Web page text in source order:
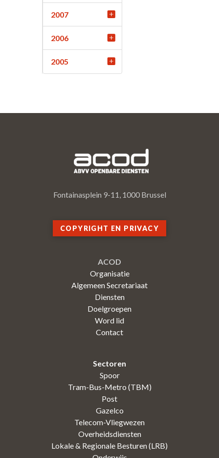
2007
2006
2005
Fontainasplein 9-11, 1000 Brussel
COPYRIGHT EN PRIVACY
ACOD
Organisatie
Algemeen Secretariaat
Diensten
Doelgroepen
Word lid
Contact
Sectoren
Spoor
Tram-Bus-Metro (TBM)
Post
Gazelco
Telecom-Vliegwezen
Overheidsdiensten
Lokale & Regionale Besturen (LRB)